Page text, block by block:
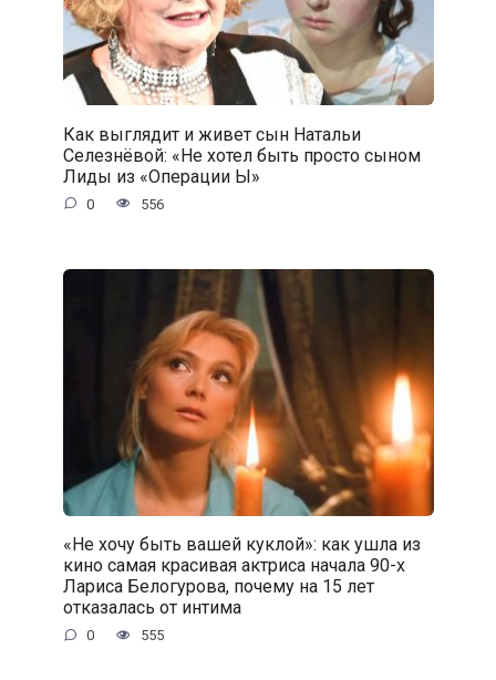
Как выглядит и живет сын Натальи
Селезнёвой: «Не хотел быть просто сыном
Лиды из «Операции Ы»
0 556
«Не хочу быть вашей куклой»: как ушла из
кино самая красивая актриса начала 90-х
Лариса Белогурова, почему на 15 лет
отказалась от интима
0 555